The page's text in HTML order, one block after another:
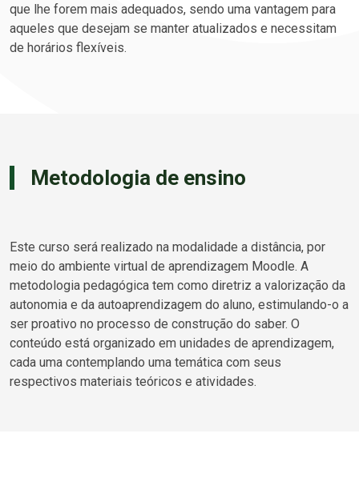
que lhe forem mais adequados, sendo uma vantagem para
aqueles que desejam se manter atualizados e necessitam
de horários flexíveis.
Metodologia de ensino
Este curso será realizado na modalidade a distância, por
meio do ambiente virtual de aprendizagem Moodle. A
metodologia pedagógica tem como diretriz a valorização da
autonomia e da autoaprendizagem do aluno, estimulando-o a
ser proativo no processo de construção do saber. O
conteúdo está organizado em unidades de aprendizagem,
cada uma contemplando uma temática com seus
respectivos materiais teóricos e atividades.